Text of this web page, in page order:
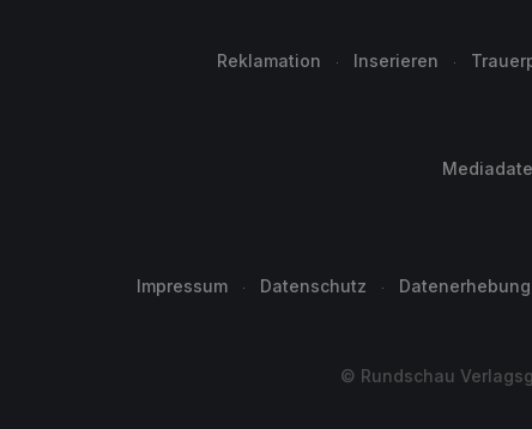
Reklamation Inserieren
Impressum Datenschutz Datenerhebung
© Rundschau